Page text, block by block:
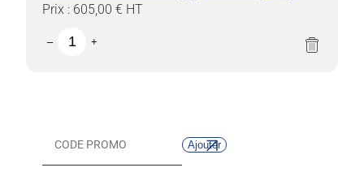
Prix : 605,00 € HT
–
quantité
+ ×
Code
Ajouter